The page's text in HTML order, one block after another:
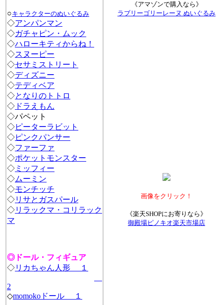
《アマゾンで購入なら》
ラブリーゴリーレーヌ ぬいぐるみ
画像をクリック！
《楽天SHOPにお寄りなら》
御殿場ピノキオ楽天市場店
○キャラクターのぬいぐるみ
◇アンパンマン
◇ガチャピン・ムック
◇ハローキティからね！
◇スヌーピー
◇セサミストリート
◇ディズニー
◇テディベア
◇となりのトトロ
◇ ドラえもん
◇パペット
◇ピーターラビット
◇ピンクパンサー
◇ファーファ
◇ポケットモンスター
◇ ミッフィー
◇ムーミン
◇モンチッチ
◇リサとガスパール
◇リラックマ・コリラック
マ
◎ドール・フィギュア
◇リカちゃん人形 １
2
◇momokoドール １